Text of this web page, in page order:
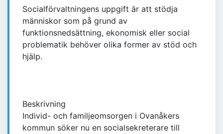
Socialförvaltningens uppgift är att stödja
människor som på grund av
funktionsnedsättning, ekonomisk eller social
problematik behöver olika former av stöd och
hjälp.
Beskrivning
Individ- och familjeomsorgen i Ovanåkers
kommun söker nu en socialsekreterare till